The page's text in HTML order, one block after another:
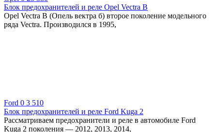
Блок предохранителей и реле Opel Vectra B
Opel Vectra B (Опель вектра б) второе поколение модельного
ряда Vectra. Производился в 1995,
Ford 0 3 510
Блок предохранителей и реле Ford Kuga 2
Рассматриваем предохранители и реле в автомобиле Ford
Kuga 2 поколения — 2012, 2013, 2014,